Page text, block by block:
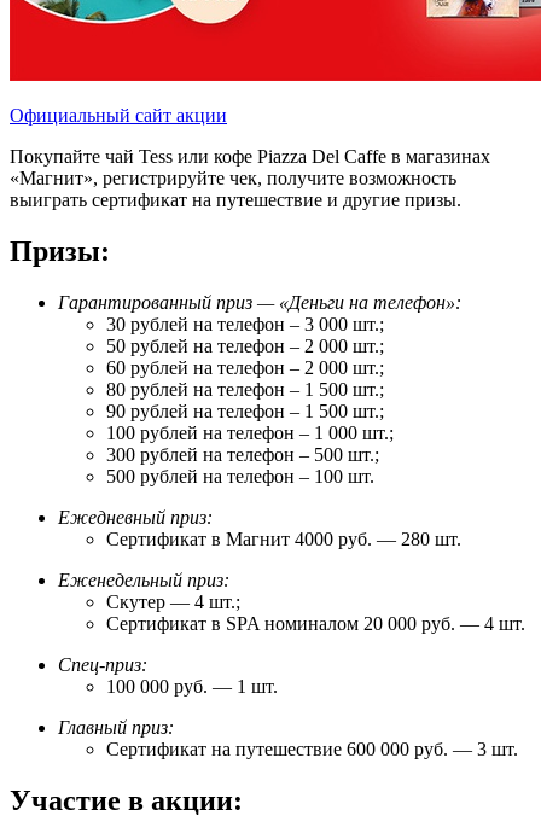
Официальный сайт акции
Покупайте чай Tess или кофе Piazza Del Caffe в магазинах
«Магнит», регистрируйте чек, получите возможность
выиграть сертификат на путешествие и другие призы.
Призы:
Гарантированный приз — «Деньги на телефон»:
30 рублей на телефон – 3 000 шт.;
50 рублей на телефон – 2 000 шт.;
60 рублей на телефон – 2 000 шт.;
80 рублей на телефон – 1 500 шт.;
90 рублей на телефон – 1 500 шт.;
100 рублей на телефон – 1 000 шт.;
300 рублей на телефон – 500 шт.;
500 рублей на телефон – 100 шт.
Ежедневный приз:
Сертификат в Магнит 4000 руб. — 280 шт.
Еженедельный приз:
Скутер — 4 шт.;
Сертификат в SPA номиналом 20 000 руб. — 4 шт.
Спец-приз:
100 000 руб. — 1 шт.
Главный приз:
Сертификат на путешествие 600 000 руб. — 3 шт.
Участие в акции: